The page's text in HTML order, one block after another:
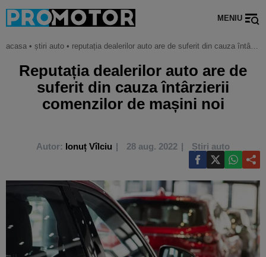
MENIU
acasa • știri auto • reputația dealerilor auto are de suferit din cauza întârzierii comenzilor de mașini noi
Reputația dealerilor auto are de
suferit din cauza întârzierii
comenzilor de mașini noi
Autor: Ionuț Vîlciu 28 aug. 2022 Știri auto